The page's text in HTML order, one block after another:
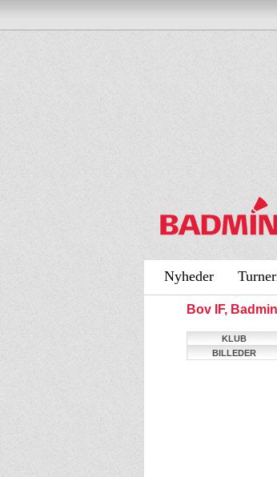
Nyheder
Bov IF,
KLUB
BILLEDER